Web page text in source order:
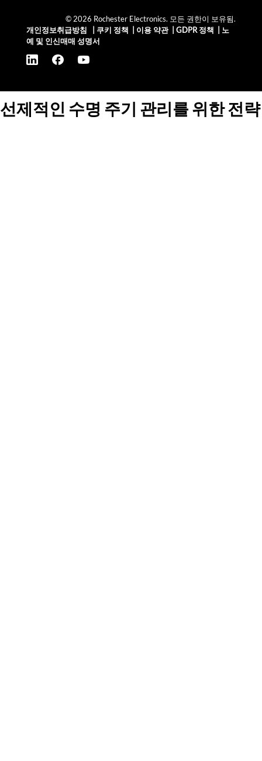
© 2026 Rochester Electronics. 모든 권한이 보유됨.
개인정보취급방침
쿠키 정책 이용 약관| GDPR 정책
노
예 및 인신매매 성명서
선제적인 수명 주기 관리를 위한 전략